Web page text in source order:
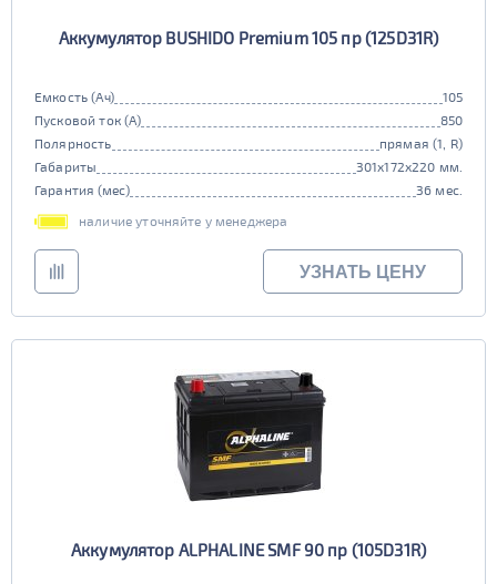
Аккумулятор BUSHIDO Premium 105 пр (125D31R)
Емкость (Ач)
105
Пусковой ток (А)
850
Полярность
прямая (1, R)
Габариты
301x172x220 мм.
Гарантия (мес)
36 мес.
наличие уточняйте у менеджера
УЗНАТЬ ЦЕНУ
Аккумулятор ALPHALINE SMF 90 пр (105D31R)